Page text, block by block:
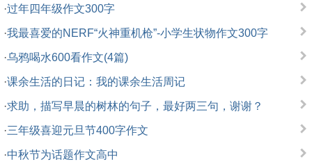
·过年四年级作文300字
·我最喜爱的NERF“火神重机枪”-小学生状物作文300字
·乌鸦喝水600看作文(4篇)
·课余生活的日记：我的课余生活周记
·求助，描写早晨的树林的句子，最好两三句，谢谢？
·三年级喜迎元旦节400字作文
·中秋节为话题作文高中